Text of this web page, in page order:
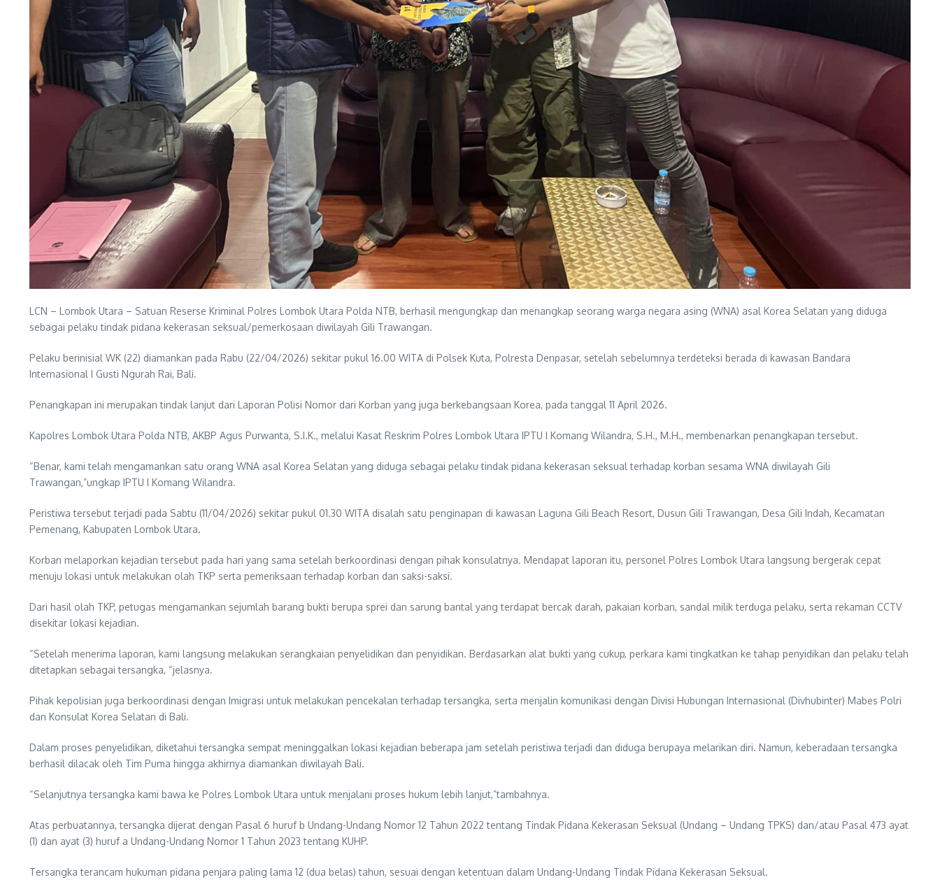
LCN – Lombok Utara – Satuan Reserse Kriminal Polres Lombok Utara Polda NTB, berhasil mengungkap dan menangkap seorang warga negara asing (WNA) asal Korea Selatan yang diduga
sebagai pelaku tindak pidana kekerasan seksual/pemerkosaan diwilayah Gili Trawangan.
Pelaku berinisial WK (22) diamankan pada Rabu (22/04/2026) sekitar pukul 16.00 WITA di Polsek Kuta, Polresta Denpasar, setelah sebelumnya terdeteksi berada di kawasan Bandara
Internasional I Gusti Ngurah Rai, Bali.
Penangkapan ini merupakan tindak lanjut dari Laporan Polisi Nomor dari Korban yang juga berkebangsaan Korea, pada tanggal 11 April 2026.
Kapolres Lombok Utara Polda NTB, AKBP Agus Purwanta, S.I.K., melalui Kasat Reskrim Polres Lombok Utara IPTU I Komang Wilandra, S.H., M.H., membenarkan penangkapan tersebut.
“Benar, kami telah mengamankan satu orang WNA asal Korea Selatan yang diduga sebagai pelaku tindak pidana kekerasan seksual terhadap korban sesama WNA diwilayah Gili
Trawangan,”ungkap IPTU I Komang Wilandra.
Peristiwa tersebut terjadi pada Sabtu (11/04/2026) sekitar pukul 01.30 WITA disalah satu penginapan di kawasan Laguna Gili Beach Resort, Dusun Gili Trawangan, Desa Gili Indah, Kecamatan
Pemenang, Kabupaten Lombok Utara.
Korban melaporkan kejadian tersebut pada hari yang sama setelah berkoordinasi dengan pihak konsulatnya. Mendapat laporan itu, personel Polres Lombok Utara langsung bergerak cepat
menuju lokasi untuk melakukan olah TKP serta pemeriksaan terhadap korban dan saksi-saksi.
Dari hasil olah TKP, petugas mengamankan sejumlah barang bukti berupa sprei dan sarung bantal yang terdapat bercak darah, pakaian korban, sandal milik terduga pelaku, serta rekaman CCTV
disekitar lokasi kejadian.
“Setelah menerima laporan, kami langsung melakukan serangkaian penyelidikan dan penyidikan. Berdasarkan alat bukti yang cukup, perkara kami tingkatkan ke tahap penyidikan dan pelaku telah
ditetapkan sebagai tersangka, “jelasnya.
Pihak kepolisian juga berkoordinasi dengan Imigrasi untuk melakukan pencekalan terhadap tersangka, serta menjalin komunikasi dengan Divisi Hubungan Internasional (Divhubinter) Mabes Polri
dan Konsulat Korea Selatan di Bali.
Dalam proses penyelidikan, diketahui tersangka sempat meninggalkan lokasi kejadian beberapa jam setelah peristiwa terjadi dan diduga berupaya melarikan diri. Namun, keberadaan tersangka
berhasil dilacak oleh Tim Puma hingga akhirnya diamankan diwilayah Bali.
“Selanjutnya tersangka kami bawa ke Polres Lombok Utara untuk menjalani proses hukum lebih lanjut,”tambahnya.
Atas perbuatannya, tersangka dijerat dengan Pasal 6 huruf b Undang-Undang Nomor 12 Tahun 2022 tentang Tindak Pidana Kekerasan Seksual (Undang – Undang TPKS) dan/atau Pasal 473 ayat
(1) dan ayat (3) huruf a Undang-Undang Nomor 1 Tahun 2023 tentang KUHP.
Tersangka terancam hukuman pidana penjara paling lama 12 (dua belas) tahun, sesuai dengan ketentuan dalam Undang-Undang Tindak Pidana Kekerasan Seksual.